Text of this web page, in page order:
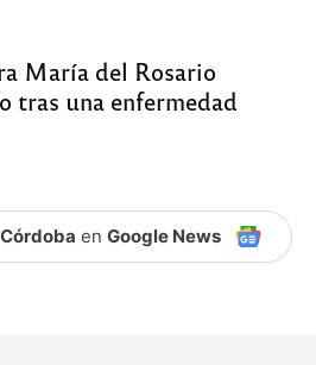
María del Rosario
tras una enfermedad
en Google News